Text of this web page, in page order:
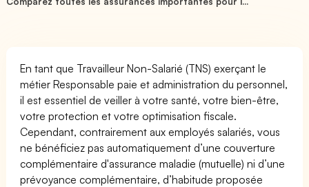
En tant que Travailleur Non-Salarié (TNS) exerçant le
métier Responsable paie et administration du personnel,
il est essentiel de veiller à votre santé, votre bien-être,
votre protection et votre optimisation fiscale.
Cependant, contrairement aux employés salariés, vous
ne bénéficiez pas automatiquement d’une couverture
complémentaire d'assurance maladie (mutuelle) ni d’une
prévoyance complémentaire, d’habitude proposée